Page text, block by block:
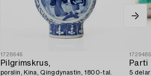
1728646
Pilgrimskrus,
porslin, Kina, Qingdynastin, 1800-tal.
Parti
5